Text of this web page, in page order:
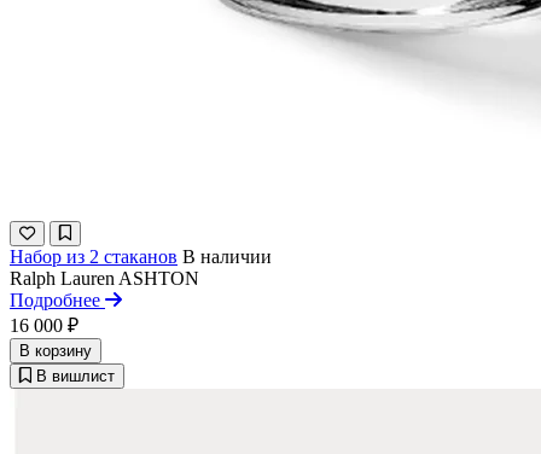
Набор из 2 стаканов В наличии
Ralph Lauren ASHTON
Подробнее
16 000 ₽
В корзину
В вишлист